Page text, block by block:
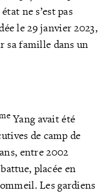
ne s’est pas
le 29 janvier 2023,
sa famille dans un
Yang avait été
de camp de
entre 2002
placée en
Les gardiens